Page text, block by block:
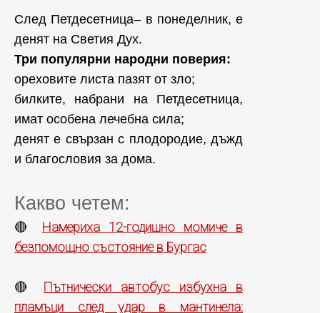
След Петдесетница– в понеделник, е
денят на Светия Дух.
Три популярни народни поверия:
ореховите листа пазят от зло;
билките, набрани на Петдесетница,
имат особена лечебна сила;
денят е свързан с плодородие, дъжд
и благословия за дома.
Какво четем:
🔴 Намериха 12-годишно момиче в
безпомощно състояние в Бургас
🔴 Пътнически автобус избухна в
пламъци след удар в мантинела: